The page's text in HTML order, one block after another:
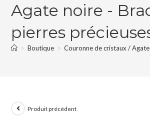
Agate noire -
pierres
> Boutique > Couronne de cristaux /
Produit précédent